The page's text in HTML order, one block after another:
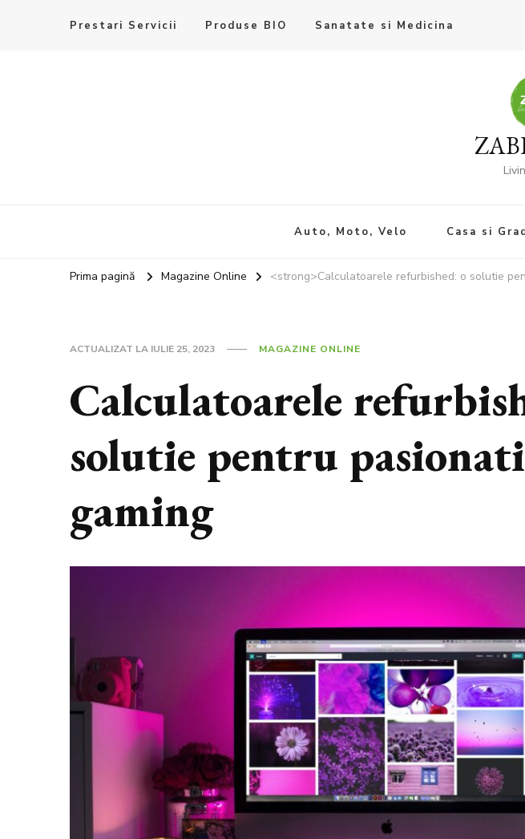
Prestari Servicii Produse BIO Sanatate si Medicina
Auto, Moto, Velo Casa si
Prima pagină Magazine Online <strong>Calculatoarele refurbished: o solutie
ACTUALIZAT LA IULIE 25, 2023 MAGAZINE ONLINE
Calculatoarele
solutie pentru
gaming